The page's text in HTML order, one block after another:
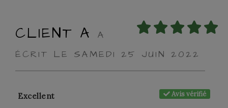
CLIENT A
A
ÉCRIT LE SAMEDI 25 JUIN 2022
Avis vérifié
Excellent